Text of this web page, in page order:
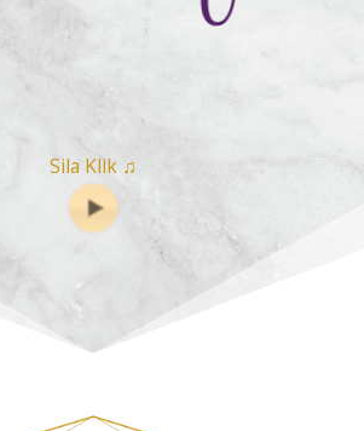
Sila Klik ♫